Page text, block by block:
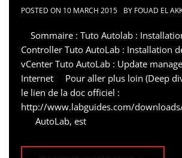
POSTED ON 10 MARCH 2015 BY FOUAD EL
Sommaire : Tuto Autolab :
Controller Tuto AutoLab : Installation
vCenter Tuto AutoLab : Update
Internet Pour aller plus loin (Deep
le lien de la doc officiel :
http://www.labguides.com/
AutoLab, est